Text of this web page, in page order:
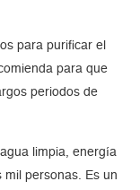
para purificar el
para que
periodos de
limpia, energía
personas. Es un